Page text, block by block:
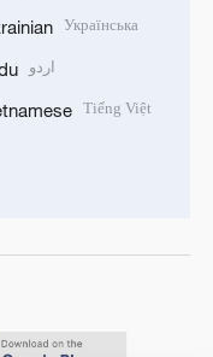
Українська
اردو
Tiếng Việt